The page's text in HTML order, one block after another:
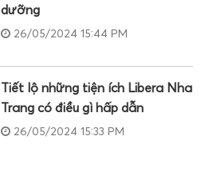
dưỡng
26/05/2024 15:44 PM
Tiết lộ những tiện ích Libera Nha
Trang có điều gì hấp dẫn
26/05/2024 15:33 PM